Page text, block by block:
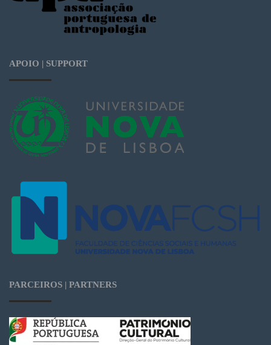
APOIO | SUPPORT
PARCEIROS | PARTNERS